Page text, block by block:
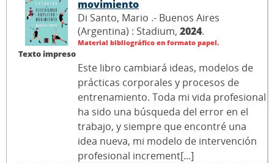
Texto impreso
movimiento
Di Santo, Mario .- Buenos Aires
(Argentina) : Stadium, 2024.
Material bibliográfico en formato papel.
Este libro cambiará ideas, modelos de
prácticas corporales y procesos de
entrenamiento. Toda mi vida profesional
ha sido una búsqueda del error en el
trabajo, y siempre que encontré una
idea nueva, mi modelo de intervención
profesional increment[...]